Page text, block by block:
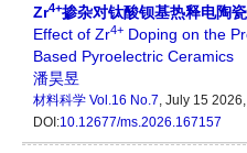
Zr4+掺杂对钛酸钡基热释电陶
Effect of Zr4+ Doping on the
Based Pyroelectric Ceramics
潘昊昱
材料科学 Vol.16 No.7, July 15 2026,
DOI:10.12677/ms.2026.167157